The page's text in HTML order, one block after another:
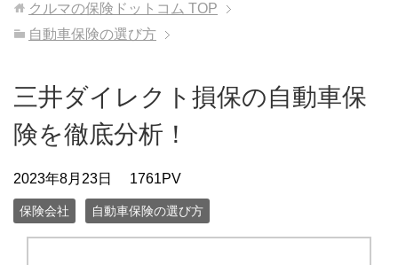
クルマの保険ドットコム TOP
自動車保険の選び方
三井ダイレクト損保の自動車保
険を徹底分析！
2023年8月23日 1761PV
保険会社 自動車保険の選び方